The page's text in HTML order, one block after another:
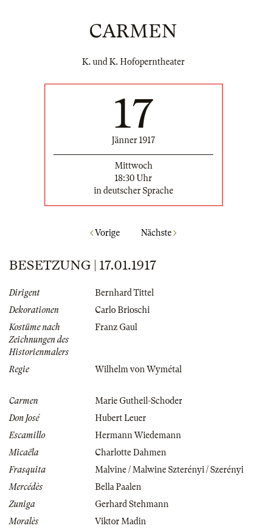
CARMEN
K. und K. Hofoperntheater
17
Jänner 1917
Mittwoch
18:30 Uhr
in deutscher Sprache
Vorige Nächste
BESETZUNG | 17.01.1917
Dirigent
Bernhard Tittel
Dekorationen
Carlo Brioschi
Kostüme nach
Zeichnungen des
Historienmalers
Franz Gaul
Regie Wilhelm von Wymétal
Carmen
Marie Gutheil-Schoder
Don José
Hubert Leuer
Escamillo
Hermann Wiedemann
Micaëla
Charlotte Dahmen
Frasquita
Malvine / Malwine Szterényi / Szerényi
Mercédès
Bella Paalen
Zuniga
Gerhard Stehmann
Moralès
Viktor Madin